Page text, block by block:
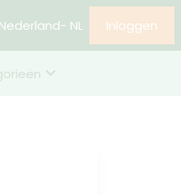
Nederland- NL Inloggen